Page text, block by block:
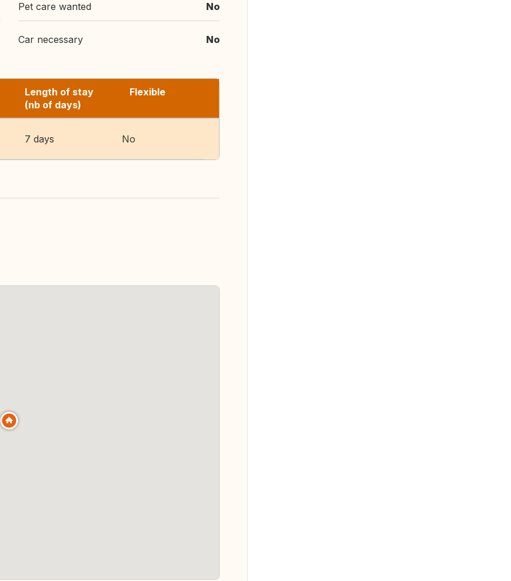
Pet care wanted No
Car necessary No
Length of stay
(nb of days)
Flexible
7 days No